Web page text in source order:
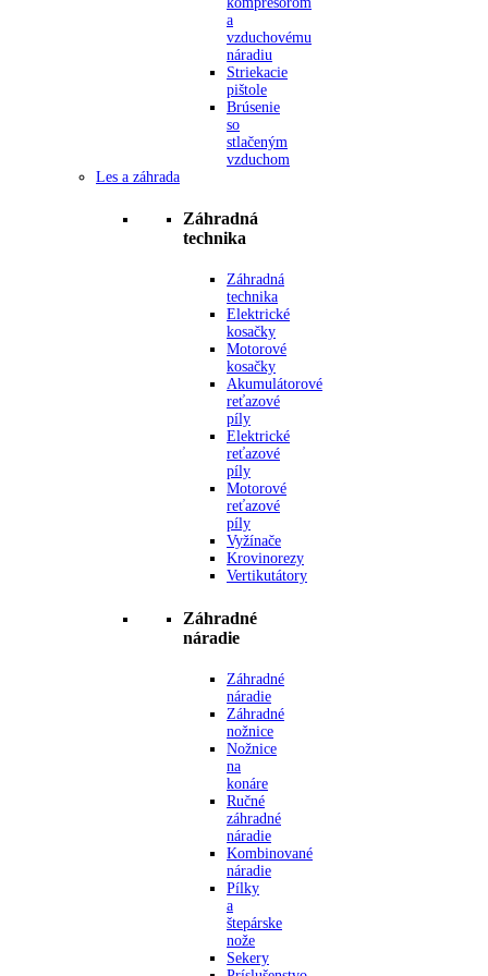
a
vzduchovému
náradiu
Striekacie
pištole
Brúsenie
so
stlačeným
vzduchom
Les a záhrada
Záhradná
technika
Záhradná
technika
Elektrické
kosačky
Motorové
kosačky
Akumulátorové
reťazové
píly
Elektrické
reťazové
píly
Motorové
reťazové
píly
Vyžínače
Krovinorezy
Vertikutátory
Záhradné
náradie
Záhradné
náradie
Záhradné
nožnice
Nožnice
na
konáre
Ručné
záhradné
náradie
Kombinované
náradie
Pílky
a
štepárske
nože
Sekery